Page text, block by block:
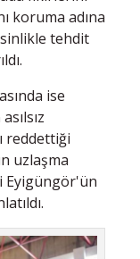
koruma adına
tehdit
ise
reddettiği
uzlaşma
Eyigüngör'ün